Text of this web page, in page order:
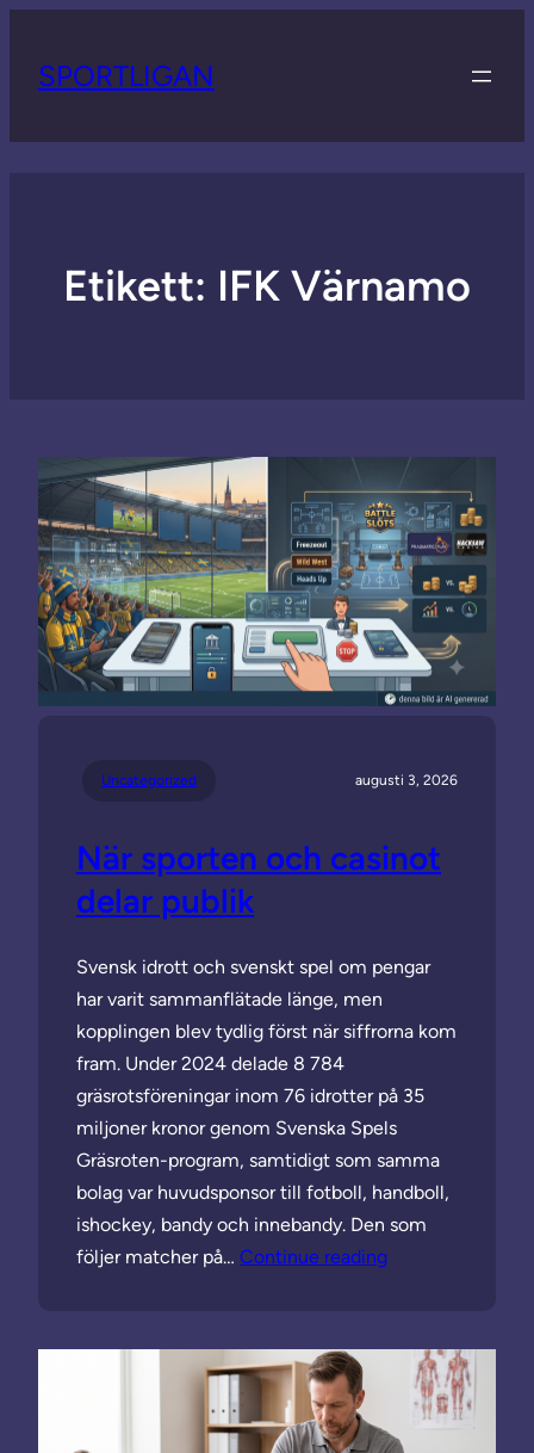
SPORTLIGAN
Etikett: IFK Värnamo
Uncategorized augusti 3, 2026
När sporten och casinot
delar publik
Svensk idrott och svenskt spel om pengar
har varit sammanflätade länge, men
kopplingen blev tydlig först när siffrorna kom
fram. Under 2024 delade 8 784
gräsrotsföreningar inom 76 idrotter på 35
miljoner kronor genom Svenska Spels
Gräsroten-program, samtidigt som samma
bolag var huvudsponsor till fotboll, handboll,
ishockey, bandy och innebandy. Den som
följer matcher på… Continue reading